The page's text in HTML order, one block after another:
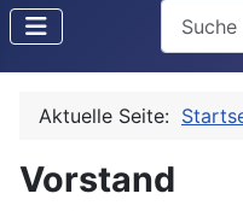
Aktuelle Seite:
Vorstand